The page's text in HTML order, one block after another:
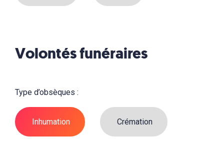
Volontés funéraires
Type d’obsèques :
Inhumation Crémation